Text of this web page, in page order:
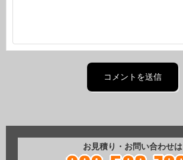
お見積り・お問い合わせは